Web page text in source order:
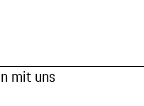
mit uns